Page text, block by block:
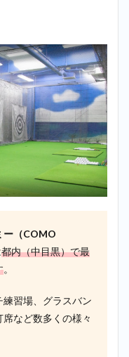
ー（COMO
都内（中目黒）で最
。
習場、グラスバン
など数多くの様々